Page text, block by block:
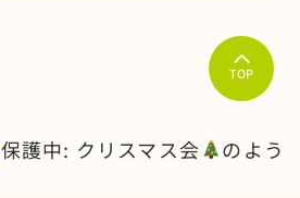
TOP
保護中: クリスマス会
のよう